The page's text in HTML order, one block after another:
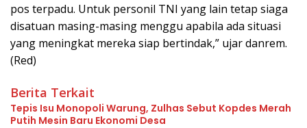
pos terpadu. Untuk personil TNI yang lain tetap siaga
disatuan masing-masing menggu apabila ada situasi
yang meningkat mereka siap bertindak,” ujar danrem.
(Red)
Berita Terkait
Tepis Isu Monopoli Warung, Zulhas Sebut Kopdes Merah
Putih Mesin Baru Ekonomi Desa